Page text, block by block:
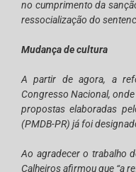
no cumprimento da
ressocialização do
Mudança de cultura
A partir de agora, a
Congresso Nacional,
propostas elaboradas
(PMDB-PR) já foi
Ao agradecer o trabalho
Calheiros afirmou que “a